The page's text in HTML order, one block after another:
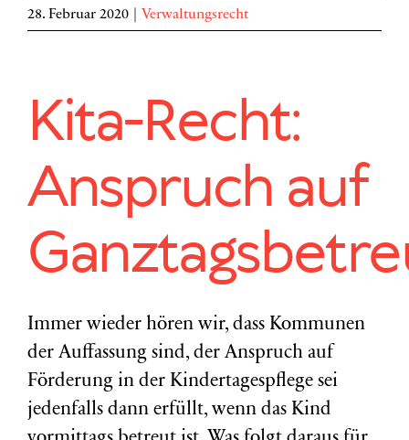
28. Februar 2020 Verwaltungsrecht
Kita-Recht:
Anspruch auf
Immer wieder hören wir, dass Kommunen
der Auffassung sind, der Anspruch auf
Förderung in der Kindertagespflege sei
jedenfalls dann erfüllt, wenn das Kind